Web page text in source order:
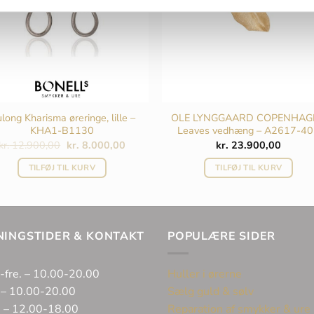
Kharisma øreringe, lille –
KHA1-B1130
12.900,00 Den
oprindelige
pris
var:
kr. 8.000,00Den
TILFØJ TIL KURV
OLE LYNGGAARD
Leaves vedhæng – A2617-
kr. 23.900,00
TILFØJ TIL KURV
& KONTAKT
fre. – 10.00-20.00
10.00-20.00
– 12.00-18.00
POPULÆRE SIDER
Huller i ørerne
Sælg guld & sølv
Reparation af smykker & ure